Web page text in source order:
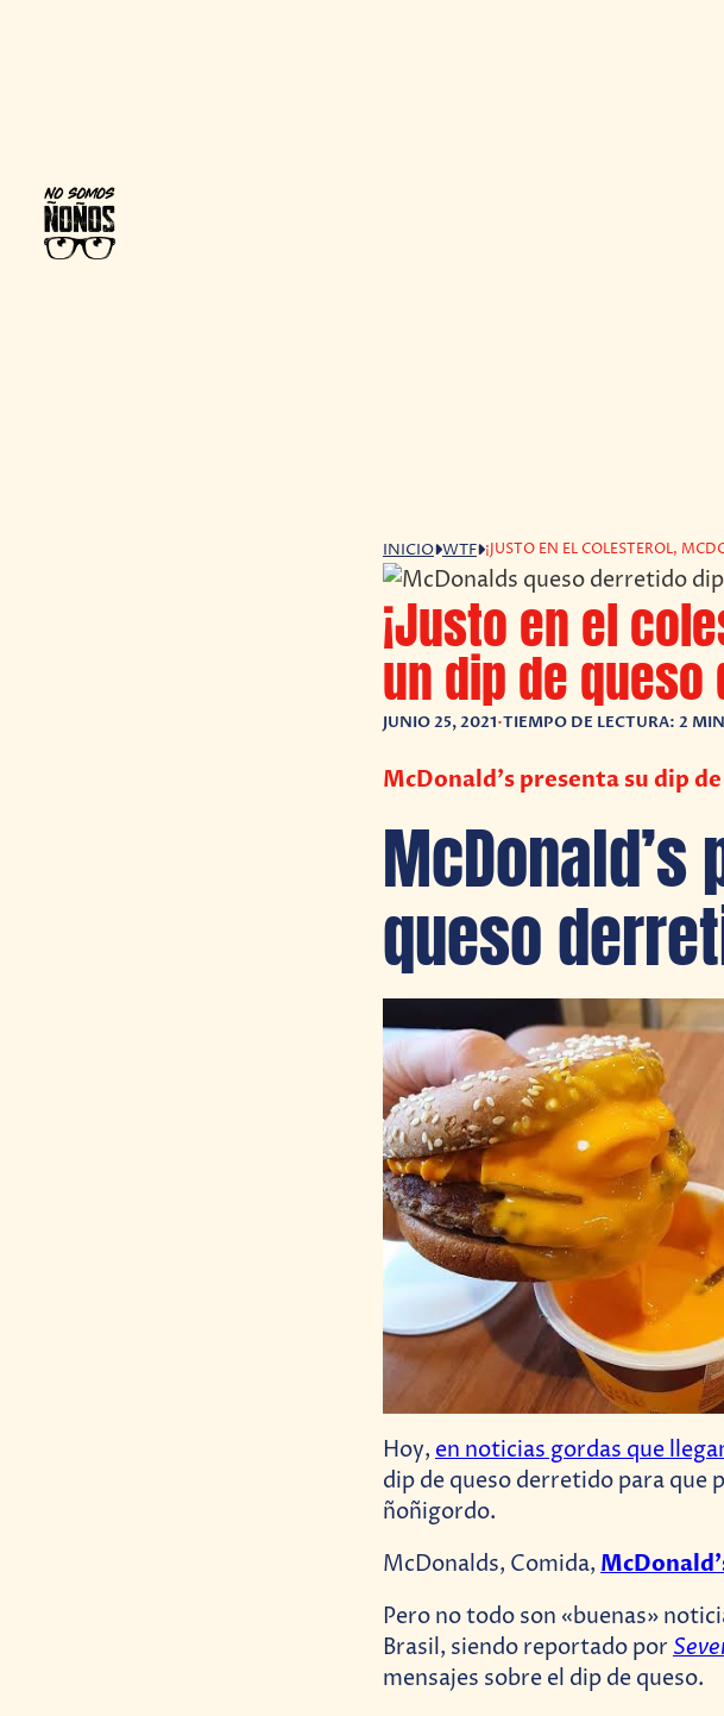
INICIO WTF ¡JUSTO EN EL COLESTEROL,
¡Justo en el
un dip de
JUNIO 25, 2021•TIEMPO DE LECTURA: 2 MIN
McDonald’s presenta su dip
queso
Hoy, en noticias gordas que
dip de queso derretido para que
ñoñigordo.
McDonalds, Comida,
Pero no todo son «buenas»
Brasil, siendo reportado por
mensajes sobre el dip de queso.